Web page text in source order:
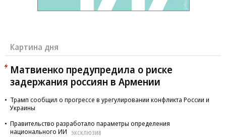
Картина дня
Матвиенко предупредила о риске
задержания россиян в Армении
Трамп сообщил о прогрессе в урегулировании конфликта России и
Украины
Правительство разработало параметры определения
национального ИИ
ЭКСКЛЮЗИВ